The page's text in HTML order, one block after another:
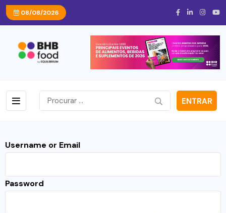
08/08/2026
ENTRAR
Username or Email
Password